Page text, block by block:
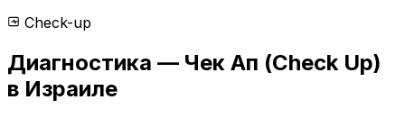
Check-up
Диагностика — Чек Ап (Check Up)
в Израиле